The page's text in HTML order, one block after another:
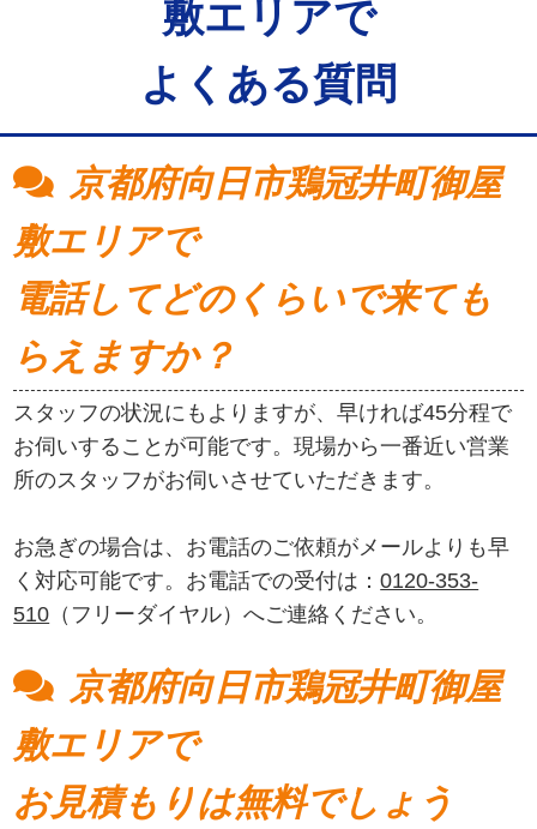
敷エリアで
よくある質問
京都府向日市鶏冠井町御屋
敷エリアで
電話してどのくらいで来ても
らえますか？
スタッフの状況にもよりますが、早ければ45分程で
お伺いすることが可能です。現場から一番近い営業
所のスタッフがお伺いさせていただきます。
お急ぎの場合は、お電話のご依頼がメールよりも早
く対応可能です。お電話での受付は：0120-353-
510 （フリーダイヤル）へご連絡ください。
京都府向日市鶏冠井町御屋
敷エリアで
お見積もりは無料でしょう